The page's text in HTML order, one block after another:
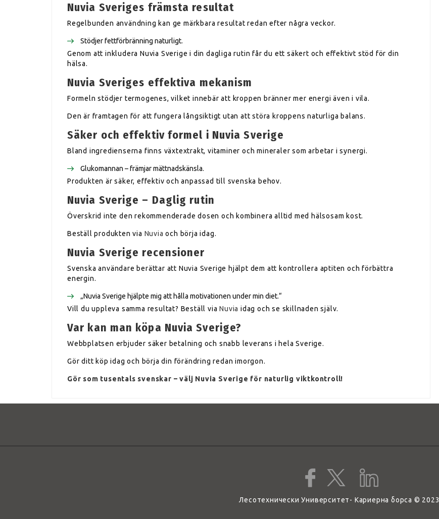
Nuvia Sveriges främsta resultat
Regelbunden användning kan ge märkbara resultat redan efter några veckor.
Stödjer fettförbränning naturligt.
Genom att inkludera Nuvia Sverige i din dagliga rutin får du ett säkert och effektivt stöd för din
hälsa.
Nuvia Sveriges effektiva mekanism
Formeln stödjer termogenes, vilket innebär att kroppen bränner mer energi även i vila.
Den är framtagen för att fungera långsiktigt utan att störa kroppens naturliga balans.
Säker och effektiv formel i Nuvia Sverige
Bland ingredienserna finns växtextrakt, vitaminer och mineraler som arbetar i synergi.
Glukomannan – främjar mättnadskänsla.
Produkten är säker, effektiv och anpassad till svenska behov.
Nuvia Sverige – Daglig rutin
Överskrid inte den rekommenderade dosen och kombinera alltid med hälsosam kost.
Beställ produkten via Nuvia och börja idag.
Nuvia Sverige recensioner
Svenska användare berättar att Nuvia Sverige hjälpt dem att kontrollera aptiten och förbättra
energin.
„Nuvia Sverige hjälpte mig att hålla motivationen under min diet.“
Vill du uppleva samma resultat? Beställ viaNuvia idag och se skillnaden själv.
Var kan man köpa Nuvia Sverige?
Webbplatsen erbjuder säker betalning och snabb leverans i hela Sverige.
Gör ditt köp idag och börja din förändring redan imorgon.
Gör som tusentals svenskar – välj Nuvia Sverige för naturlig viktkontroll!
Лесотехнически Университет- Кариерна борса © 2023